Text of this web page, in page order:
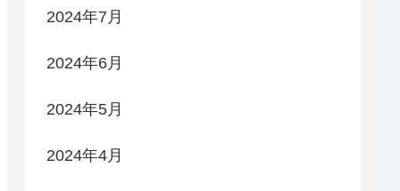
2024年7月
2024年6月
2024年5月
2024年4月